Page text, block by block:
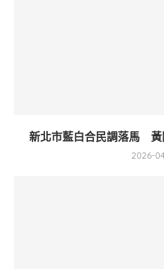
新北市藍白合民調落馬 黃
2026-